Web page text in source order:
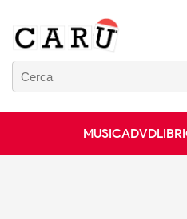
MUSICADVDLIBRI